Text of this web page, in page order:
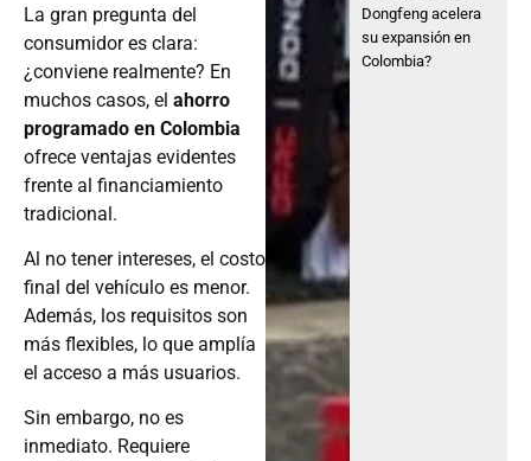
consumidor es clara:
¿conviene realmente? En
muchos casos, elahorro
programado en Colombia
ofrece ventajas evidentes
frente al financiamiento
tradicional.
final del vehículo es menor.
Además, los requisitos son
más flexibles, lo que amplía
el acceso a más usuarios.
inmediato. Requiere
disciplina y paciencia, lo que
su expansión en
Colombia?